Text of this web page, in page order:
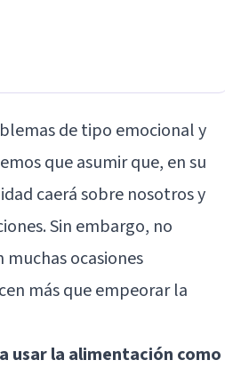
de tipo emocional y
que asumir que, en su
caerá sobre nosotros y
Sin embargo, no
ocasiones
más que empeorar la
usar la alimentación como